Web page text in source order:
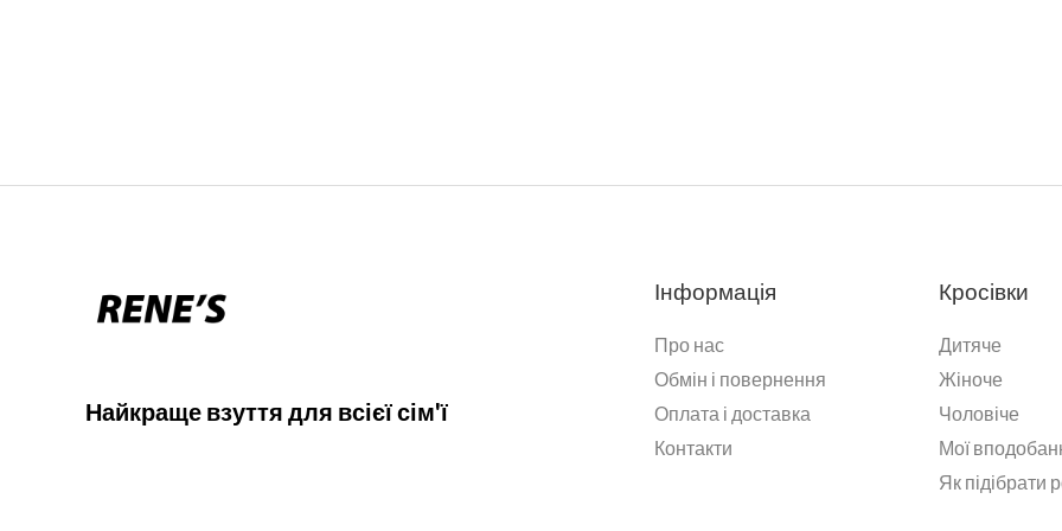
Найкраще взуття для всієї сім'ї
Інформація
Про нас
Обмін і повернення
Оплата і доставка
Контакти
Кросівки
Дитяче
Жіноче
Чоловіче
Мої
Як підібрати